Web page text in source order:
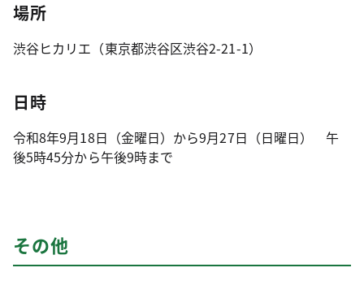
場所
渋谷ヒカリエ（東京都渋谷区渋谷2-21-1）
日時
令和8年9月18日（金曜日）から9月27日（日曜日） 午
後5時45分から午後9時まで
その他